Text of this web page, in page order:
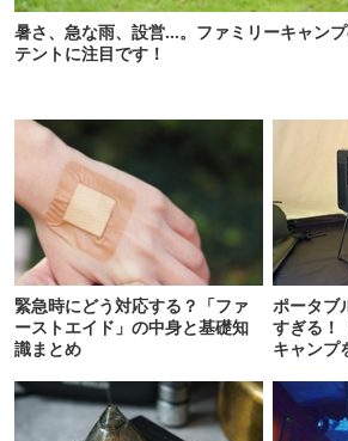
暑さ、急な雨、設営…。ファミリーキャン
テントに注目です！
緊急時にどう対応する？「ファ
ーストエイド」の中身と基礎知
識まとめ
ポータブ
すぎる！
キャンプ